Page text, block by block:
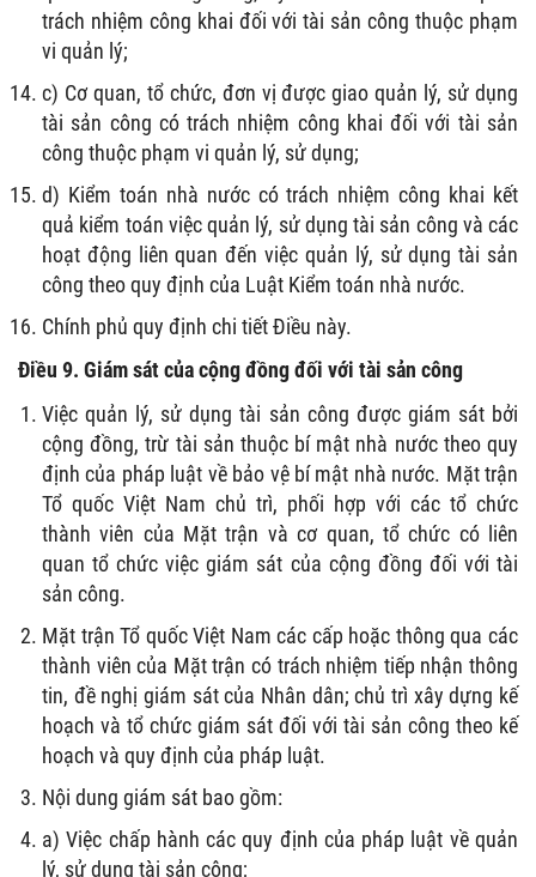
trách nhiệm công khai đối với tài sản công thuộc phạm
vi quản lý;
c) Cơ quan, tổ chức, đơn vị được giao quản lý, sử dụng
tài sản công có trách nhiệm công khai đối với tài sản
công thuộc phạm vi quản lý, sử dụng;
d) Kiểm toán nhà nước có trách nhiệm công khai kết
quả kiểm toán việc quản lý, sử dụng tài sản công và các
hoạt động liên quan đến việc quản lý, sử dụng tài sản
công theo quy định của Luật Kiểm toán nhà nước.
Chính phủ quy định chi tiết Điều này.
Điều 9. Giám sát của cộng đồng đối với tài sản công
Việc quản lý, sử dụng tài sản công được giám sát bởi
cộng đồng, trừ tài sản thuộc bí mật nhà nước theo quy
định của pháp luật về bảo vệ bí mật nhà nước. Mặt trận
Tổ quốc Việt Nam chủ trì, phối hợp với các tổ chức
thành viên của Mặt trận và cơ quan, tổ chức có liên
quan tổ chức việc giám sát của cộng đồng đối với tài
sản công.
Mặt trận Tổ quốc Việt Nam các cấp hoặc thông qua các
thành viên của Mặt trận có trách nhiệm tiếp nhận thông
tin, đề nghị giám sát của Nhân dân; chủ trì xây dựng kế
hoạch và tổ chức giám sát đối với tài sản công theo kế
hoạch và quy định của pháp luật.
Nội dung giám sát bao gồm:
a) Việc chấp hành các quy định của pháp luật về quản
lý, sử dụng tài sản công;